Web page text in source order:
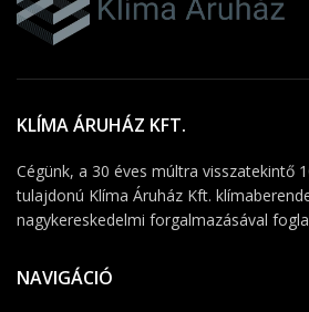
KLÍMA ÁRUHÁZ KFT.
Cégünk, a 30 éves múltra visszatekintő
tulajdonú Klíma Áruház Kft.
nagykereskedelmi forgalmazásával
NAVIGÁCIÓ